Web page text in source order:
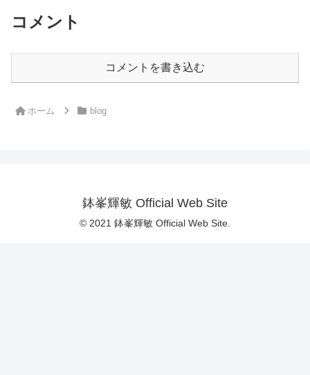
コメント
コメントを書き込む
ホーム blog
鉢峯輝敏 Official Web Site
© 2021 鉢峯輝敏 Official Web Site.